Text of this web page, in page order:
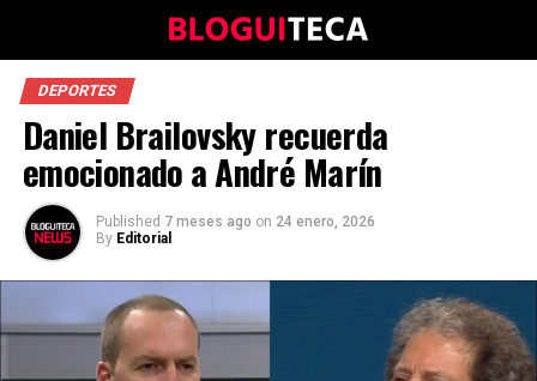
DEPORTES
Daniel Brailovsky recuerda
emocionado a André Marín
Published 7 meses ago on 24 enero, 2026
By Editorial